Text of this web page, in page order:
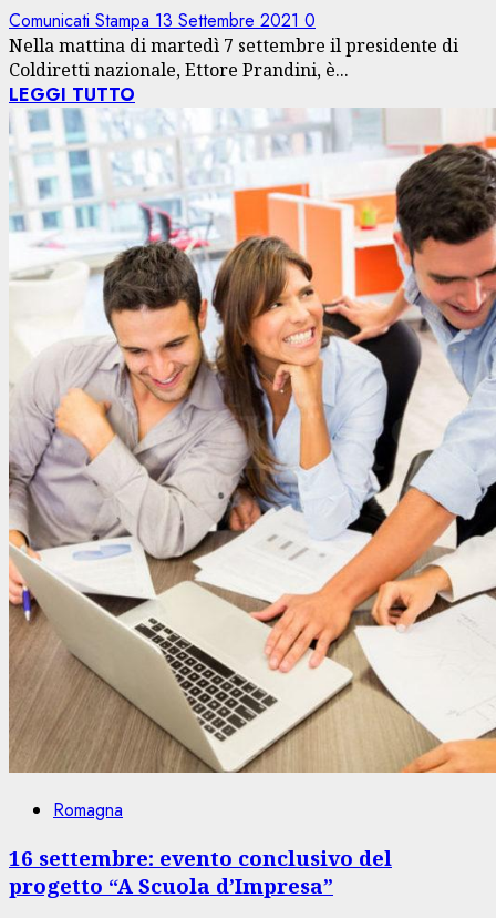
Comunicati Stampa 13 Settembre 2021 0
Nella mattina di martedì 7 settembre il presidente di
Coldiretti nazionale, Ettore Prandini, è...
LEGGI TUTTO
Romagna
16 settembre: evento conclusivo del
progetto “A Scuola d’Impresa”